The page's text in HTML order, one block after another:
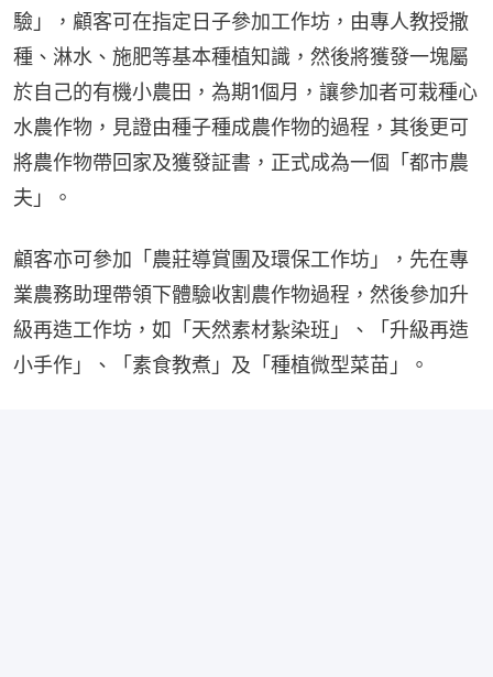
驗」，顧客可在指定日子參加工作坊，由專人教授撒
種、淋水、施肥等基本種植知識，然後將獲發一塊屬
於自己的有機小農田，為期1個月，讓參加者可栽種心
水農作物，見證由種子種成農作物的過程，其後更可
將農作物帶回家及獲發証書，正式成為一個「都市農
夫」。
顧客亦可參加「農莊導賞團及環保工作坊」，先在專
業農務助理帶領下體驗收割農作物過程，然後參加升
級再造工作坊，如「天然素材紥染班」、「升級再造
小手作」、「素食教煮」及「種植微型菜苗」。